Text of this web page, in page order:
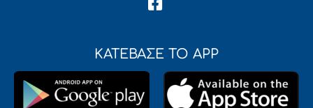
ΚΑΤΕΒΑΣΕ ΤΟ APP